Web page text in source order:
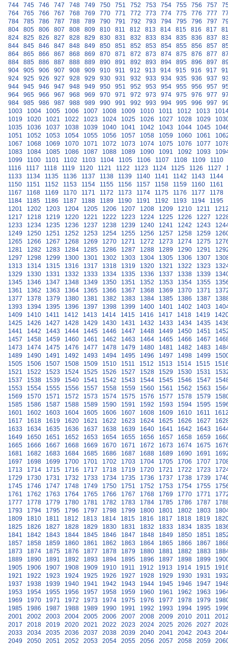
744
745 746 747 748 749 750 751 752 753 754 755 756 757
764
765 766 767 768 769 770 771 772 773 774 775 776 777
784
785 786 787 788 789 790 791 792 793 794 795 796 797
804
805 806 807 808 809 810 811 812 813 814 815 816 817
824
825 826 827 828 829 830 831 832 833 834 835 836 837
844
845 846 847 848 849 850 851 852 853 854 855 856 857
864
865 866 867 868 869 870 871 872 873 874 875 876 877
884
885 886 887 888 889 890 891 892 893 894 895 896 897
904
905 906 907 908 909 910 911 912 913 914 915 916 917
924
925 926 927 928 929 930 931 932 933 934 935 936 937
944
945 946 947 948 949 950 951 952 953 954 955 956 957
964
965 966 967 968 969 970 971 972 973 974 975 976 977
984
985 986 987 988 989 990 991 992 993 994 995 996 997
1003
1004 1005 1006 1007 1008 1009 1010 1011 1012 1013
1019
1020 1021 1022 1023 1024 1025 1026 1027 1028 1029
1035
1036 1037 1038 1039 1040 1041 1042 1043 1044 1045
1051
1052 1053 1054 1055 1056 1057 1058 1059 1060 1061
1067
1068 1069 1070 1071 1072 1073 1074 1075 1076 1077
1083
1084 1085 1086 1087 1088 1089 1090 1091 1092 1093
1099
1100 1101 1102 1103 1104 1105 1106 1107 1108 1109
1110
1116
1117 1118 1119 1120 1121 1122 1123 1124 1125 1126 1127
1133
1134 1135 1136 1137 1138 1139 1140 1141 1142 1143
1144
1150
1151 1152 1153 1154 1155 1156 1157 1158 1159 1160
1161
1167
1168 1169 1170 1171 1172 1173 1174 1175 1176 1177
1178
1184
1185 1186 1187 1188 1189 1190 1191 1192 1193 1194
1195
1201
1202 1203 1204 1205 1206 1207 1208 1209 1210 1211
1217
1218 1219 1220 1221 1222 1223 1224 1225 1226 1227
1233
1234 1235 1236 1237 1238 1239 1240 1241 1242 1243
1249
1250 1251 1252 1253 1254 1255 1256 1257 1258 1259
1265
1266 1267 1268 1269 1270 1271 1272 1273 1274 1275
1281
1282 1283 1284 1285 1286 1287 1288 1289 1290 1291
1297
1298 1299 1300 1301 1302 1303 1304 1305 1306 1307
1313
1314 1315 1316 1317 1318 1319 1320 1321 1322 1323
1329
1330 1331 1332 1333 1334 1335 1336 1337 1338 1339
1345
1346 1347 1348 1349 1350 1351 1352 1353 1354 1355
1361
1362 1363 1364 1365 1366 1367 1368 1369 1370 1371
1377
1378 1379 1380 1381 1382 1383 1384 1385 1386 1387
1393
1394 1395 1396 1397 1398 1399 1400 1401 1402 1403
1409
1410 1411 1412 1413 1414 1415 1416 1417 1418 1419
1425
1426 1427 1428 1429 1430 1431 1432 1433 1434 1435
1441
1442 1443 1444 1445 1446 1447 1448 1449 1450 1451
1457
1458 1459 1460 1461 1462 1463 1464 1465 1466 1467
1473
1474 1475 1476 1477 1478 1479 1480 1481 1482 1483
1489
1490 1491 1492 1493 1494 1495 1496 1497 1498 1499
1505
1506 1507 1508 1509 1510 1511 1512 1513 1514 1515
1521
1522 1523 1524 1525 1526 1527 1528 1529 1530 1531
1537
1538 1539 1540 1541 1542 1543 1544 1545 1546 1547
1553
1554 1555 1556 1557 1558 1559 1560 1561 1562 1563
1569
1570 1571 1572 1573 1574 1575 1576 1577 1578 1579
1585
1586 1587 1588 1589 1590 1591 1592 1593 1594 1595
1601
1602 1603 1604 1605 1606 1607 1608 1609 1610 1611
1617
1618 1619 1620 1621 1622 1623 1624 1625 1626 1627
1633
1634 1635 1636 1637 1638 1639 1640 1641 1642 1643
1649
1650 1651 1652 1653 1654 1655 1656 1657 1658 1659
1665
1666 1667 1668 1669 1670 1671 1672 1673 1674 1675
1681
1682 1683 1684 1685 1686 1687 1688 1689 1690 1691
1697
1698 1699 1700 1701 1702 1703 1704 1705 1706 1707
1713
1714 1715 1716 1717 1718 1719 1720 1721 1722 1723
1729
1730 1731 1732 1733 1734 1735 1736 1737 1738 1739
1745
1746 1747 1748 1749 1750 1751 1752 1753 1754 1755
1761
1762 1763 1764 1765 1766 1767 1768 1769 1770 1771
1777
1778 1779 1780 1781 1782 1783 1784 1785 1786 1787
1793
1794 1795 1796 1797 1798 1799 1800 1801 1802 1803
1809
1810 1811 1812 1813 1814 1815 1816 1817 1818 1819
1825
1826 1827 1828 1829 1830 1831 1832 1833 1834 1835
1841
1842 1843 1844 1845 1846 1847 1848 1849 1850 1851
1857
1858 1859 1860 1861 1862 1863 1864 1865 1866 1867
1873
1874 1875 1876 1877 1878 1879 1880 1881 1882 1883
1889
1890 1891 1892 1893 1894 1895 1896 1897 1898 1899
1905
1906 1907 1908 1909 1910 1911 1912 1913 1914 1915
1921
1922 1923 1924 1925 1926 1927 1928 1929 1930 1931
1937
1938 1939 1940 1941 1942 1943 1944 1945 1946 1947
1953
1954 1955 1956 1957 1958 1959 1960 1961 1962 1963
1969
1970 1971 1972 1973 1974 1975 1976 1977 1978 1979
1985
1986 1987 1988 1989 1990 1991 1992 1993 1994 1995
2001
2002 2003 2004 2005 2006 2007 2008 2009 2010 2011
2017
2018 2019 2020 2021 2022 2023 2024 2025 2026 2027
2033
2034 2035 2036 2037 2038 2039 2040 2041 2042 2043
2049
2050 2051 2052 2053 2054 2055 2056 2057 2058 2059